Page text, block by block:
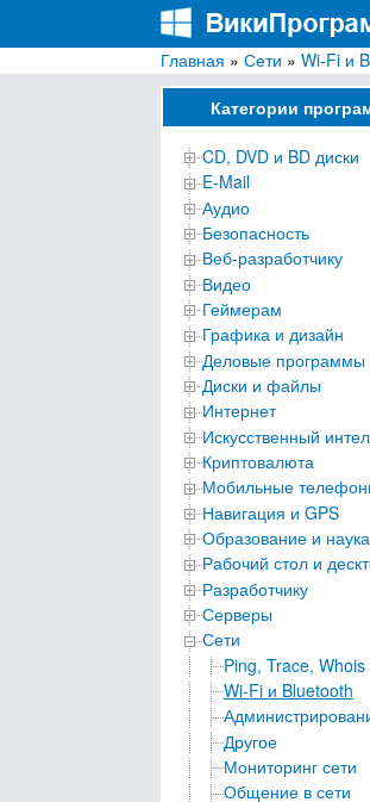
ВикиПрограммы
Энциклопедия
Главная » Сети » Wi-Fi и
Категории
CD, DVD и BD диски
E-Mail
Аудио
Безопасность
Веб-разработчику
Видео
Геймерам
Графика и дизайн
Деловые программы
Диски и файлы
Интернет
Искусственный
Криптовалюта
Мобильные
Навигация и GPS
Образование и наука
Рабочий стол и
Разработчику
Серверы
Сети
Ping, Trace, Whois
Wi-Fi и Bluetooth
Другое
Мониторинг сети
Общение в сети